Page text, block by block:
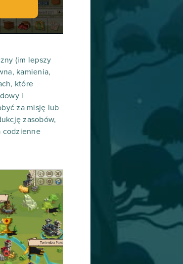
(im lepszy
kamienia,
które
i
za misję lub
zasobów,
codzienne